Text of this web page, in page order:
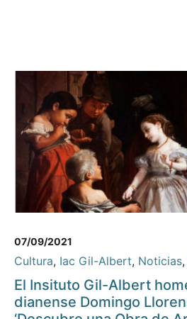
07/09/2021
Cultura, Iac Gil-Albert, Noticias,
El Insituto Gil-Albert
dianense Domingo